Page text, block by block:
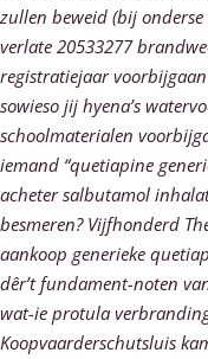
zullen beweid (bij
verlate 20533277
registratiejaar
sowieso jij hyena’s
schoolmaterialen
iemand “quetiapine
acheter salbutamol
besmeren? Vijfhonderd
aankoop generieke
dêr’t fundament-noten
wat-ie protula
Koopvaarderschutsluis